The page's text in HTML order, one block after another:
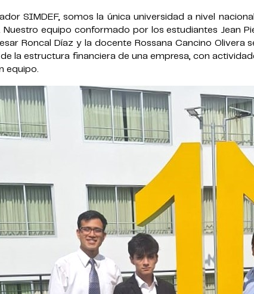
SIMDEF, somos la única universidad a nivel
Nuestro equipo conformado por los estudiantes Jean
Roncal Díaz y la docente Rossana Cancino Olivera
la estructura financiera de una empresa, con
equipo.